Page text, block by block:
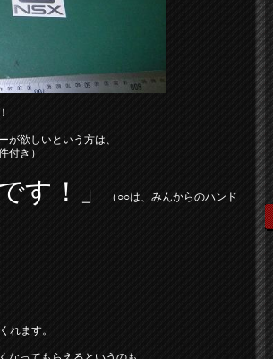
が欲しいという方は、
付き）
す！」
（○○は、みんからのハンド
れます。